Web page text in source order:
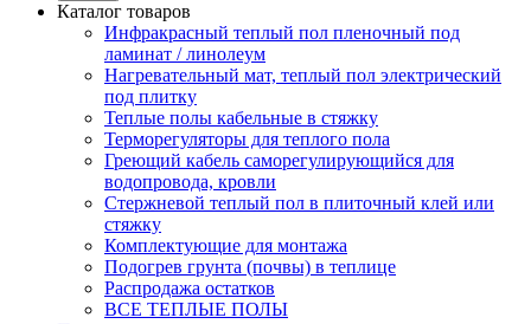
Каталог товаров
Инфракрасный теплый пол пленочный под
ламинат / линолеум
Нагревательный мат, теплый пол электрический
под плитку
Теплые полы кабельные в стяжку
Терморегуляторы для теплого пола
Греющий кабель саморегулирующийся для
водопровода, кровли
Cтержневой теплый пол в плиточный клей или
стяжку
Комплектующие для монтажа
Подогрев грунта (почвы) в теплице
Распродажа остатков
ВСЕ ТЕПЛЫЕ ПОЛЫ